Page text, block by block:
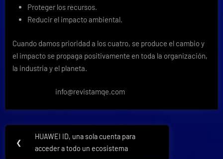
Proteger los recursos.
Reducir el impacto ambiental.
Cuando damos prioridad a los cuatro, se produce el cambio y
el impacto se propaga positivamente en toda la organización,
la industria y el planeta.
info@revistamqe.com
Navegación
de
❮
Previous
Post:
HUAWEI ID, una sola cuenta para
acceder a todo un ecosistema